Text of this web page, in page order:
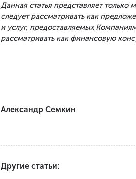
Данная статья представляет
следует рассматривать как
и услуг, предоставляемых
рассматривать как финансовую
Александр Семкин
Другие статьи: